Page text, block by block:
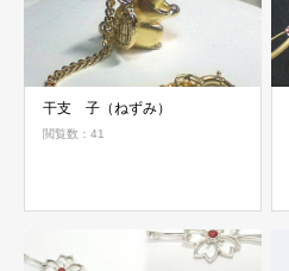
干支 子（ねずみ）
閲覧数：41